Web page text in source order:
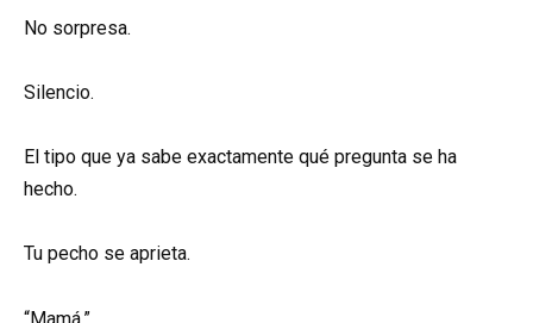
No sorpresa.
Silencio.
El tipo que ya sabe exactamente qué pregunta se ha
hecho.
Tu pecho se aprieta.
“Mamá.”